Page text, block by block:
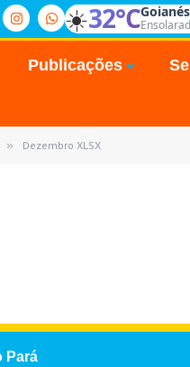
☀️32°C
Publicações
» Dezembro XLSX
Pará